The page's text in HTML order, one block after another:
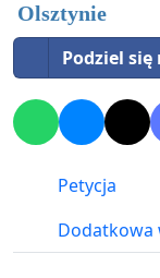
Olsztynie
Podziel się
Petycja
Dodatkowa